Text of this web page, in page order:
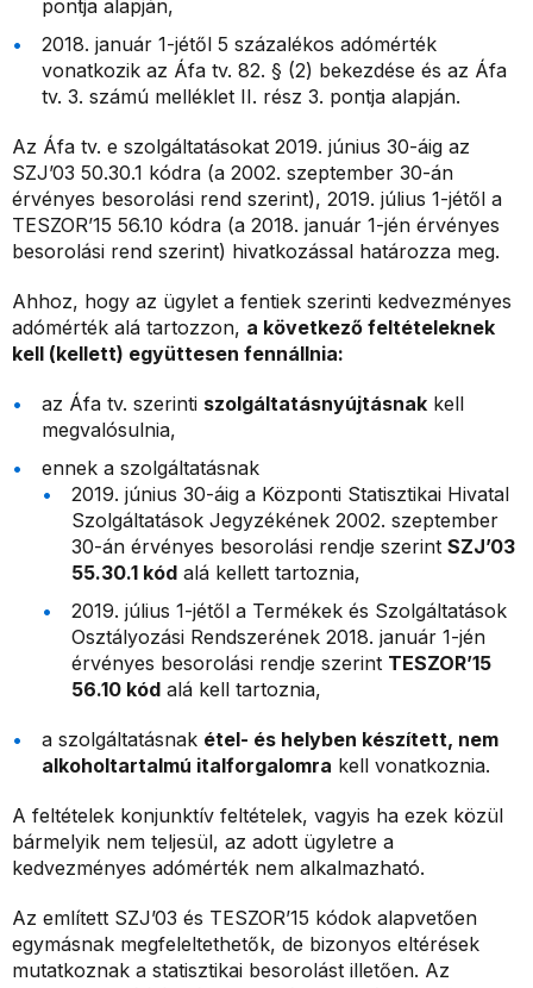
pontja alapján,
2018. január 1-jétől 5 százalékos adómérték
vonatkozik az Áfa tv. 82. § (2) bekezdése és az Áfa
tv. 3. számú melléklet II. rész 3. pontja alapján.
Az Áfa tv. e szolgáltatásokat 2019. június 30-áig az
SZJ’03 50.30.1 kódra (a 2002. szeptember 30-án
érvényes besorolási rend szerint), 2019. július 1-jétől a
TESZOR’15 56.10 kódra (a 2018. január 1-jén érvényes
besorolási rend szerint) hivatkozással határozza meg.
Ahhoz, hogy az ügylet a fentiek szerinti kedvezményes
adómérték alá tartozzon, a következő feltételeknek
kell (kellett) együttesen fennállnia:
az Áfa tv. szerinti szolgáltatásnyújtásnak kell
megvalósulnia,
ennek a szolgáltatásnak
2019. június 30-áig a Központi Statisztikai Hivatal
Szolgáltatások Jegyzékének 2002. szeptember
30-án érvényes besorolási rendje szerint SZJ’03
55.30.1 kód alá kellett tartoznia,
2019. július 1-jétől a Termékek és Szolgáltatások
Osztályozási Rendszerének 2018. január 1-jén
érvényes besorolási rendje szerint TESZOR’15
56.10 kód alá kell tartoznia,
a szolgáltatásnak étel- és helyben készített, nem
alkoholtartalmú italforgalomra kell vonatkoznia.
A feltételek konjunktív feltételek, vagyis ha ezek közül
bármelyik nem teljesül, az adott ügyletre a
kedvezményes adómérték nem alkalmazható.
Az említett SZJ’03 és TESZOR’15 kódok alapvetően
egymásnak megfeleltethetők, de bizonyos eltérések
mutatkoznak a statisztikai besorolást illetően. Az